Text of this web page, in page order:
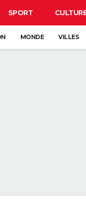
SPORT
MONDE VILLES